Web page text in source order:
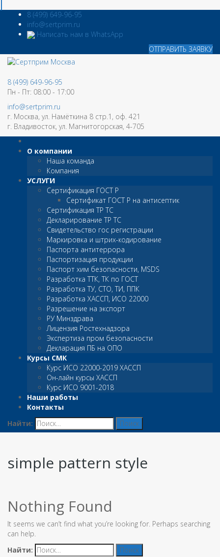
8 (499) 649-96-95
info@sertprim.ru
Написать нам в WhatsApp
ОТПРАВИТЬ ЗАЯВКУ
8 (499) 649-96-95
Пн - Пт: 08:00 - 17:00
info@sertprim.ru
г. Москва, ул. Намёткина 8 стр.1, оф. 421
г. Владивосток, ул. Магнитогорская, 4-705
О компании
Наша команда
Компания
УСЛУГИ
Сертификация ГОСТ Р
Сертификат ГОСТ Р на антисептик
Сертификация ТР ТС
Декларирование ТР ТС
Свидетельство гос регистрации
Маркировка и штрих-кодирование
Паспорта антитеррора
Паспортизация продукции
Паспорт хим безопасности, MSDS
Разработка ТТК, ТК по ГОСТ
Разработка ТУ, СТО, ТИ, ППК
Разработка ХАССП, ИСО 22000
Разрешение на экспорт
РУ Минздрава
Лицензия Ростехнадзора
Экспертиза пром безопасности
Декларация ПБ на ОПО
Курсы СМК
Курс ИСО 22000-2019 ХАССП
Он-лайн курсы ХАССП
Курс ИСО 9001-2018
Наши работы
Контакты
Найти:
simple pattern style
Nothing Found
It seems we can’t find what you’re looking for. Perhaps searching
can help.
Найти: